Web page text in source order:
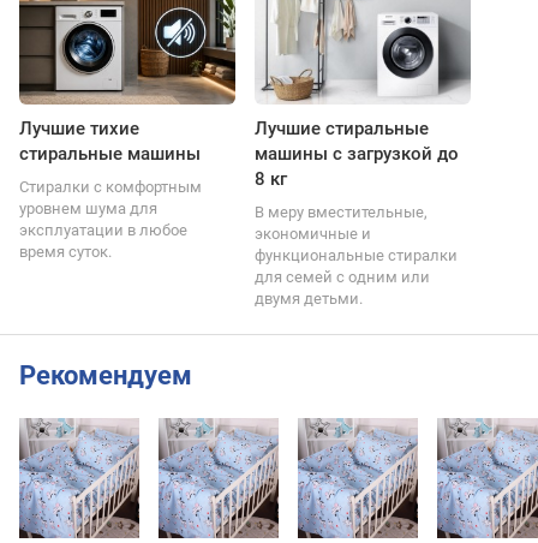
Лучшие тихие
стиральные машины
Стиралки с комфортным
уровнем шума для
эксплуатации в любое
время суток.
Лучшие стиральные
машины с загрузкой до
8 кг
В меру вместительные,
экономичные и
функциональные стиралки
для семей с одним или
двумя детьми.
Рекомендуем